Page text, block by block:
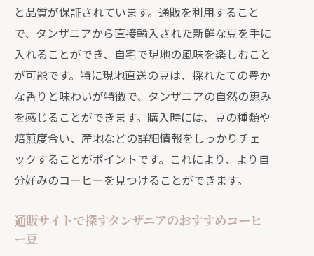
と品質が保証されています。通販を利用すること
で、タンザニアから直接輸入された新鮮な豆を手に
入れることができ、自宅で現地の風味を楽しむこと
が可能です。特に現地直送の豆は、採れたての豊か
な香りと味わいが特徴で、タンザニアの自然の恵み
を感じることができます。購入時には、豆の種類や
焙煎度合い、産地などの詳細情報をしっかりチェ
ックすることがポイントです。これにより、より自
分好みのコーヒーを見つけることができます。
通販サイトで探すタンザニアのおすすめコーヒ
ー豆